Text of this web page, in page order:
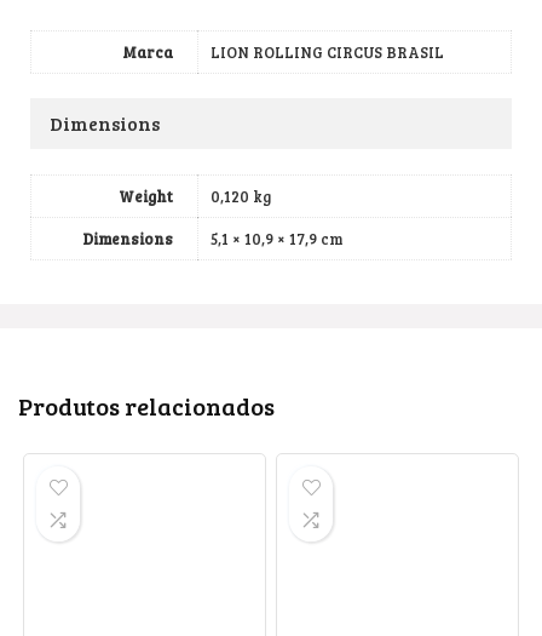
Marca LION ROLLING CIRCUS BRASIL
Dimensions
Weight
0,120 kg
Dimensions
5,1 × 10,9 × 17,9 cm
Produtos relacionados